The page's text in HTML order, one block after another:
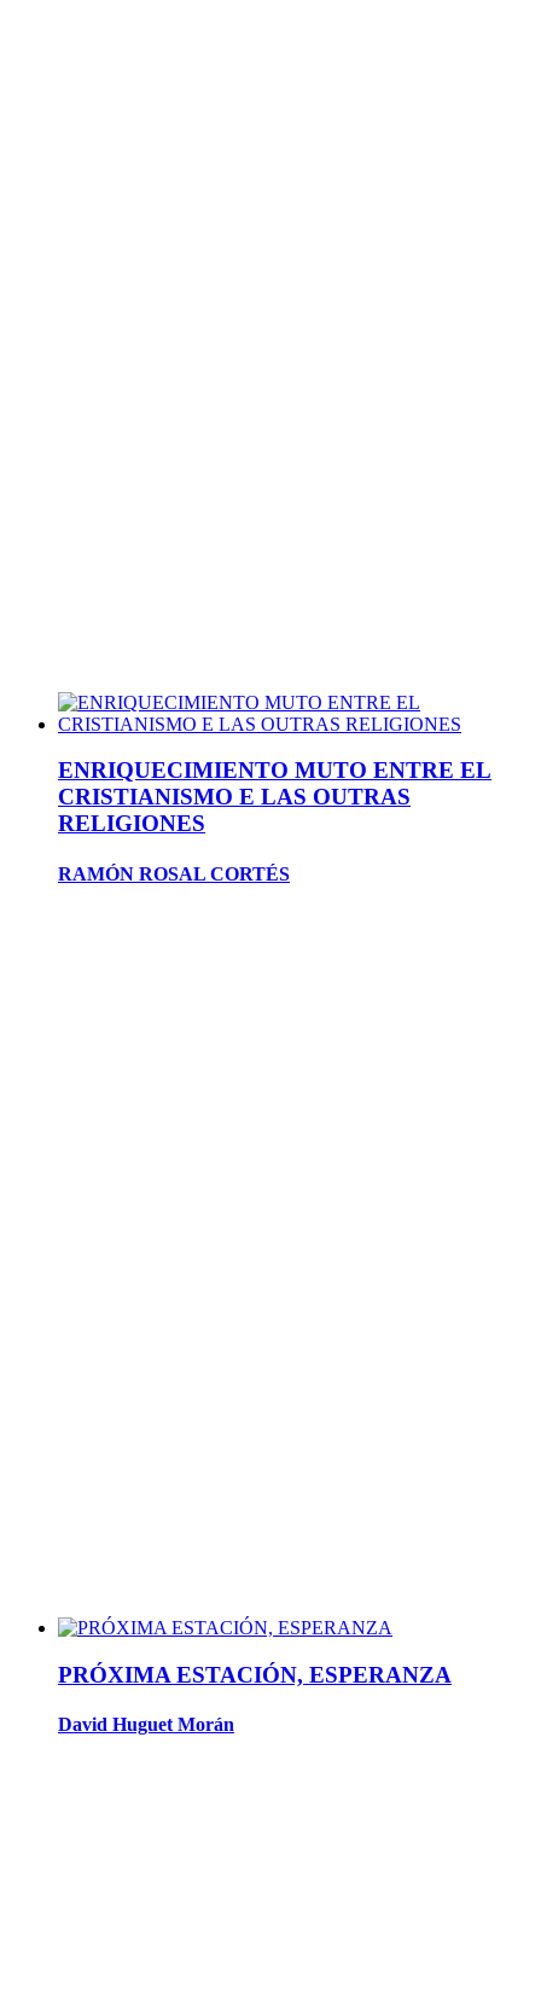
ENRIQUECIMIENTO MUTO ENTRE EL
CRISTIANISMO E LAS OUTRAS
RELIGIONES
RAMÓN ROSAL CORTÉS
PRÓXIMA ESTACIÓN, ESPERANZA
David Huguet Morán